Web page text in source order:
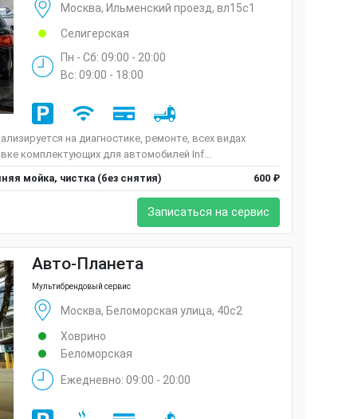
Москва, Ильменский проезд, вл15с1
Селигерская
Пн - Сб: 09:00 - 20:00
Вс: 09:00 - 18:00
на диагностике, ремонте, всех видах
комплектующих для автомобилей Inf...
мойка, чистка (без снятия)
600 ₽
Записаться на сервис
Авто-Планета
Мультибрендовый сервис
Москва, Беломорская улица, 40с2
Ховрино
Беломорская
Ежедневно: 09:00 - 20:00